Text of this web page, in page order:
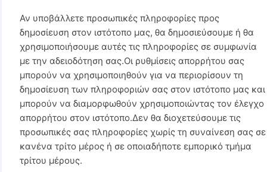
Αν υποβάλλετε προσωπικές πληροφορίες προς
δημοσίευση στον ιστότοπο μας, θα δημοσιεύσουμε ή θα
χρησιμοποιήσουμε αυτές τις πληροφορίες σε συμφωνία
με την αδειοδότηση σας.Οι ρυθμίσεις απορρήτου σας
μπορούν να χρησιμοποιηθούν για να περιορίσουν τη
δημοσίευση των πληροφοριών σας στον ιστότοπο μας και
μπορούν να διαμορφωθούν χρησιμοποιώντας τον έλεγχο
απορρήτου στον ιστότοπο.Δεν θα διοχετεύσουμε τις
προσωπικές σας πληροφορίες χωρίς τη συναίνεση σας σε
κανένα τρίτο μέρος ή σε οποιαδήποτε εμπορικό τμήμα
τρίτου μέρους.